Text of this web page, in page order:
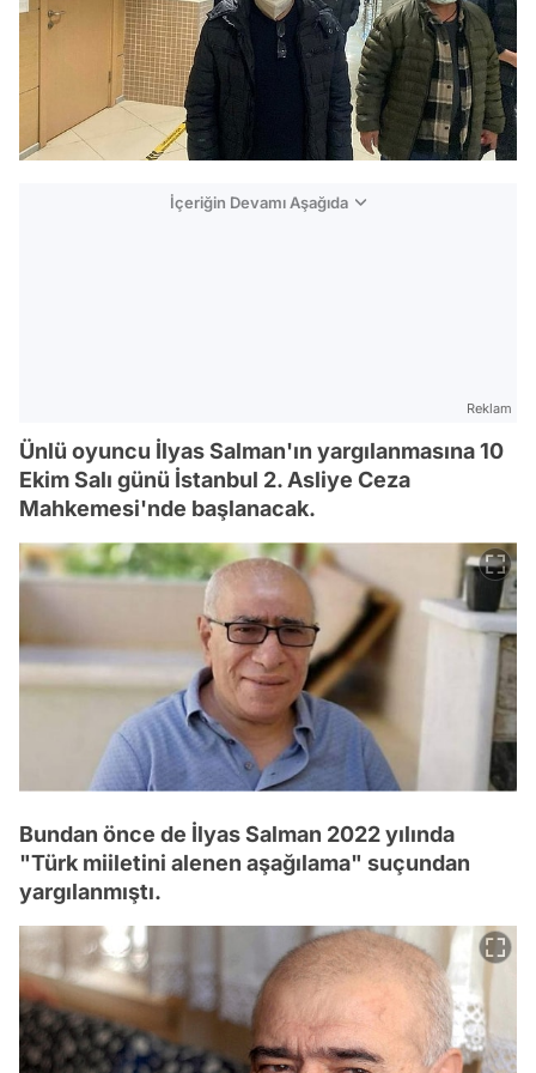
İçeriğin Devamı Aşağıda
Reklam
Ünlü oyuncu İlyas Salman'ın yargılanmasına 10
Ekim Salı günü İstanbul 2. Asliye Ceza
Mahkemesi'nde başlanacak.
Bundan önce de İlyas Salman 2022 yılında
"Türk miiletini alenen aşağılama" suçundan
yargılanmıştı.